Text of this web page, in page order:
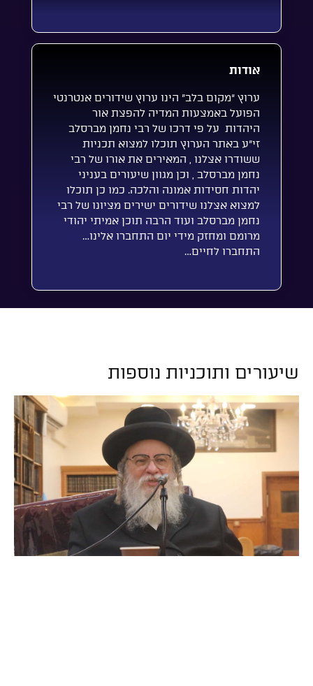
אודות
ערוץ “מקום בלב” הינו ערוץ שידורים אנטרנטי
הפועל באמצעות המדיה להפצת אור
היהדות על פי דרכו של רבי נחמן מברסלב
זי”ע באתר הערוץ תוכלו למצוא תכניות
ששודרו אצלנו , המאירים את אורו של רבי
נחמן מברסלב , וכן מגוון שיעורים בעניני
יהדות חסידות אמונה והלכה. כמו כן תוכלו
למצוא אצלנו שידורים ישירים מציונו של רבי
נחמן מברסלב ועוד הרבה תוכן אמיתי יהודי
מרומם ומחזק מידי יום התחברו אלינו…
התחברו לחיים…
שיעורים ותוכניות נוספות